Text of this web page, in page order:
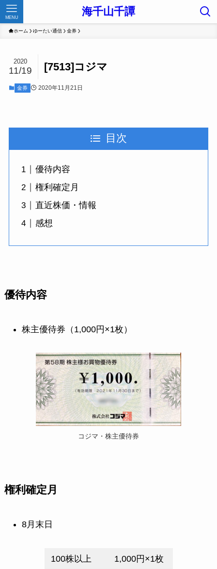
海千山千譚
MENU
ホーム ゆーたい通信 金券
[7513]コジマ
2020
11/19
金券 2020年11月21日
目次
優待内容
権利確定月
直近株価・情報
感想
優待内容
株主優待券（1,000円×1枚）
コジマ・株主優待券
権利確定月
8月末日
100株以上 1,000円×1枚